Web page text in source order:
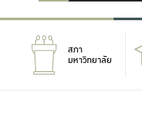
สภา
มหาวิทยาลัย